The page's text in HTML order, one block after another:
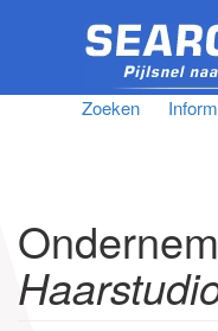
Zoeken